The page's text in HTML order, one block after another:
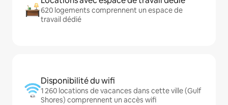
620 logements comprennent un espace de
travail dédié
Disponibilité du wifi
1 260 locations de vacances dans cette ville (Gulf
Shores) comprennent un accès wifi